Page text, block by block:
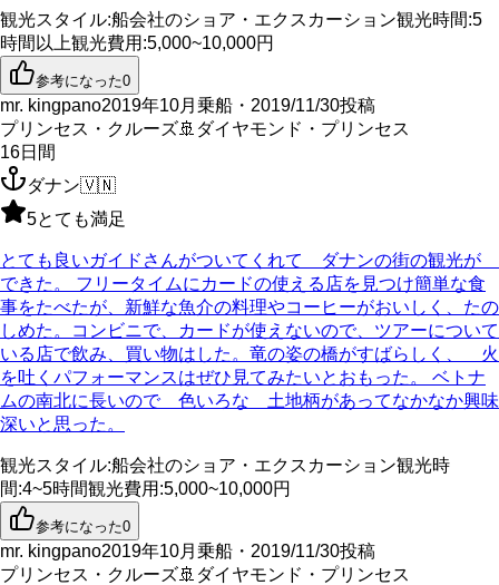
観光スタイル:船会社のショア・エクスカーション観光時間:5
時間以上観光費用 :5,000~10,000円
参考になった0
mr. kingpano2019年10月乗船・2019/11/30投稿
プリンセス・クルーズ🚢 ダイヤモンド・プリンセス
16日間
ダナン🇻🇳
5とても満足
とても良いガイドさんがついてくれて ダナンの街の観光が
できた。 フリータイムにカードの使える店を見つけ簡単な食
事をたべたが、新鮮な魚介の料理やコーヒーがおいしく、たの
しめた。コンビニで、カードが使えないので、ツアーについて
いる店で飲み、買い物はした。竜の姿の橋がすばらしく、 火
を吐くパフォーマンスはぜひ見てみたいとおもった。 ベトナ
ムの南北に長いので 色いろな 土地柄があってなかなか興味
深いと思った。
観光スタイル:船会社のショア・エクスカーション観光時
間:4~5時間観光費用 :5,000~10,000円
参考になった0
mr. kingpano2019年10月乗船・2019/11/30投稿
プリンセス・クルーズ🚢 ダイヤモンド・プリンセス